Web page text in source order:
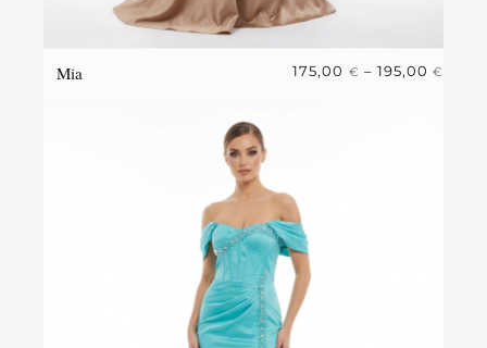
Mia 175,00 € – 195,00 €